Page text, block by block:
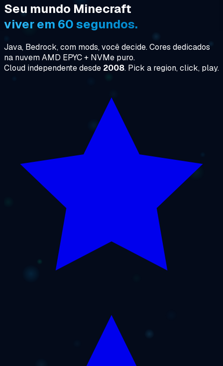
Seu mundo Minecraft
viver em 60 segundos.
Java, Bedrock, com mods, você decide. Cores dedicados
na nuvem AMD EPYC + NVMe puro.
Cloud independente desde 2008. Pick a region, click, play.